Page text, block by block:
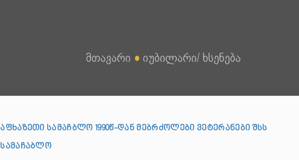
მთავარი ● იუბილარი/ ხსენება
აფხაზეთი სამაჩბლო 1990წ-დან მებრძოლები ვეტერანები შსს
სამაჩაბლო